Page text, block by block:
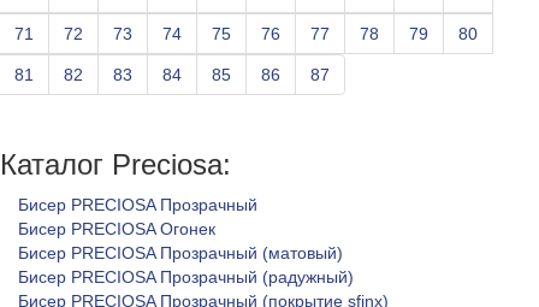
71 72 73 74 75 76 77 78 79 80
81 82 83 84 85 86 87
Каталог Preciosa:
Бисер PRECIOSA Прозрачный
Бисер PRECIOSA Огонек
Бисер PRECIOSA Прозрачный (матовый)
Бисер PRECIOSA Прозрачный (радужный)
Бисер PRECIOSA Прозрачный (покрытие sfinx)